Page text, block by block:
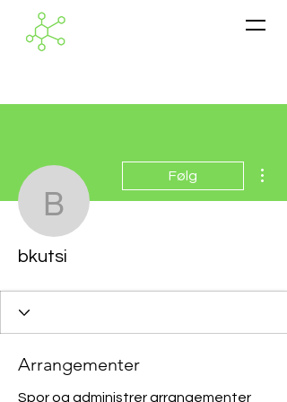
bkutsi
Følg
bkutsi
Arrangementer
Spor og administrer arrangementer